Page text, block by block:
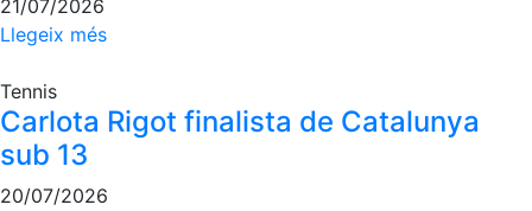
21/07/2026
Llegeix més
Tennis
Carlota Rigot finalista de Catalunya
sub 13
20/07/2026